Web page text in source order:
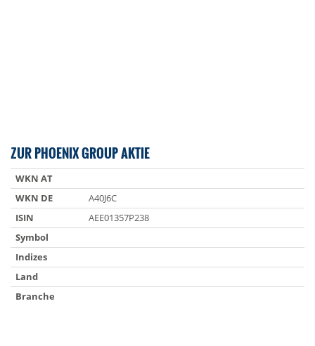
ZUR PHOENIX GROUP AKTIE
WKN AT
WKN DE
A40J6C
ISIN
AEE01357P238
Symbol
Indizes
Land
Branche